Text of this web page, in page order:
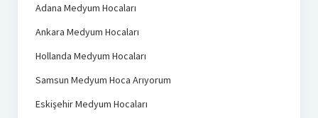
Adana Medyum Hocaları
Ankara Medyum Hocaları
Hollanda Medyum Hocaları
Samsun Medyum Hoca Arıyorum
Eskişehir Medyum Hocaları